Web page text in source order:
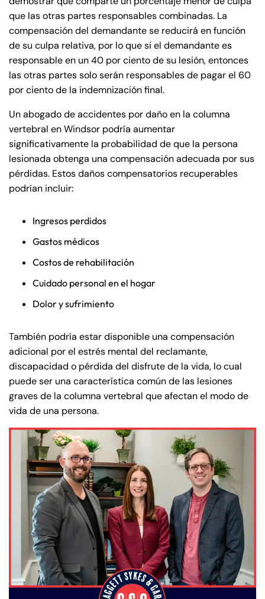
que las otras partes responsables combinadas. La
compensación del demandante se reducirá en función
de su culpa relativa, por lo que si el demandante es
responsable en un 40 por ciento de su lesión, entonces
las otras partes solo serán responsables de pagar el 60
por ciento de la indemnización final.
Un abogado de accidentes por daño en la columna
vertebral en Windsor podría aumentar
significativamente la probabilidad de que la persona
lesionada obtenga una compensación adecuada por sus
pérdidas. Estos daños compensatorios recuperables
podrían incluir:
Ingresos perdidos
Gastos médicos
Costos de rehabilitación
Cuidado personal en el hogar
Dolor y sufrimiento
También podría estar disponible una compensación
adicional por el estrés mental del reclamante,
discapacidad o pérdida del disfrute de la vida, lo cual
puede ser una característica común de las lesiones
graves de la columna vertebral que afectan el modo de
vida de una persona.
Farmington - Hours
Answering Service
24/7
Office Hours
Monday
PM
Tuesday
8:30 AM – 5:00
PM
Wednesday
8:30 AM – 5:00
Saturday
Sunday
Enfield - Hours
Answering Service
24/7
Office Hours
Monday
PM
Tuesday
8:30 AM – 5:00
PM
Wednesday
8:30 AM – 5:00
Saturday
Sunday